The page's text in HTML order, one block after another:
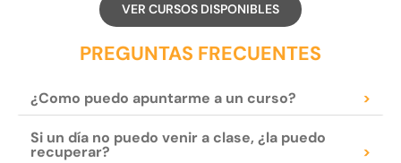
VER CURSOS DISPONIBLES
PREGUNTAS FRECUENTES
¿Como puedo apuntarme a un curso? >
Si un día no puedo venir a clase, ¿la puedo
recuperar? >